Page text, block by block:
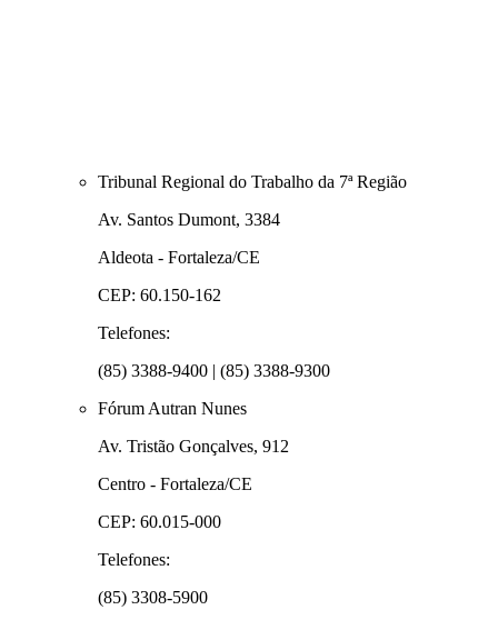
Tribunal Regional do Trabalho da 7ª Região
Av. Santos Dumont, 3384
Aldeota - Fortaleza/CE
CEP: 60.150-162
Telefones:
(85) 3388-9400 | (85) 3388-9300
Fórum Autran Nunes
Av. Tristão Gonçalves, 912
Centro - Fortaleza/CE
CEP: 60.015-000
Telefones:
(85) 3308-5900